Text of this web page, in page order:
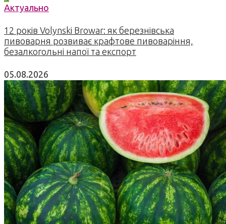
Актуально
12 років Volynski Browar: як березнівська
пивоварня розвиває крафтове пивоваріння,
безалкогольні напої та експорт
05.08.2026